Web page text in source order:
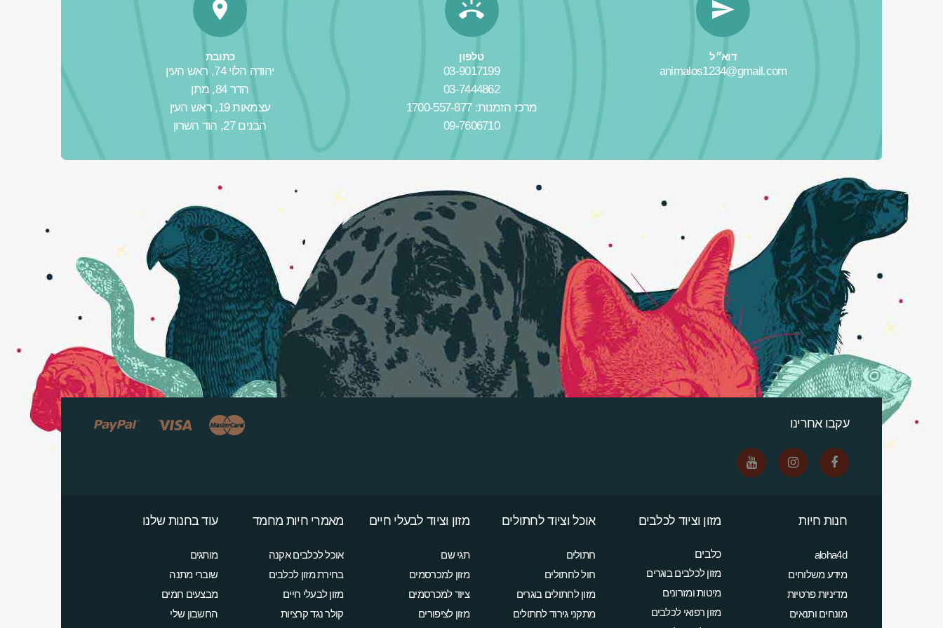
דוא״ל
animalos1234@gmail.com
טלפון
03-9017199
03-7444862
מרכז הזמנות: 1700-557-877
09-7606710
כתובת
יהודה הלוי 74, ראש העין
הדר 84, מתן
עצמאות 19, ראש העין
הבנים 27, הוד השרון
עקבו אחרינו
חנות חיות
aloha4d
מידע משלוחים
מדיניות פרטיות
מונחים ותנאים
מזון וציוד לכלבים
כלבים
מזון לכלבים בוגרים
מיטות ומזרונים
מזון רפואי לכלבים
אוכל וציוד לחתולים
חתולים
חול לחתולים
מזון לחתולים בוגרים
מתקני גירוד לחתולים
מזון וציוד לבעלי חיים
תגי שם
מזון למכרסמים
ציוד למכרסמים
מזון לציפורים
מאמרי חיות מחמד
אוכל לכלבים אקנה
בחירת מזון לכלבים
מזון לבעלי חיים
קולר נגד קרציות
עוד בחנות שלנו
מותגים
שוברי מתנה
מבצעים חמים
החשבון שלי